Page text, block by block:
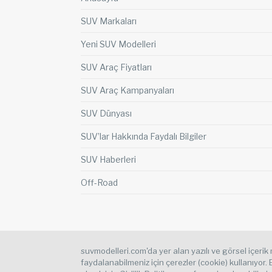
SUV Markaları
Yeni SUV Modelleri
SUV Araç Fiyatları
SUV Araç Kampanyaları
SUV Dünyası
SUV’lar Hakkında Faydalı Bilgiler
SUV Haberleri
Off-Road
suvmodelleri.com'da yer alan yazılı ve görsel
faydalanabilmeniz için çerezler (cookie)